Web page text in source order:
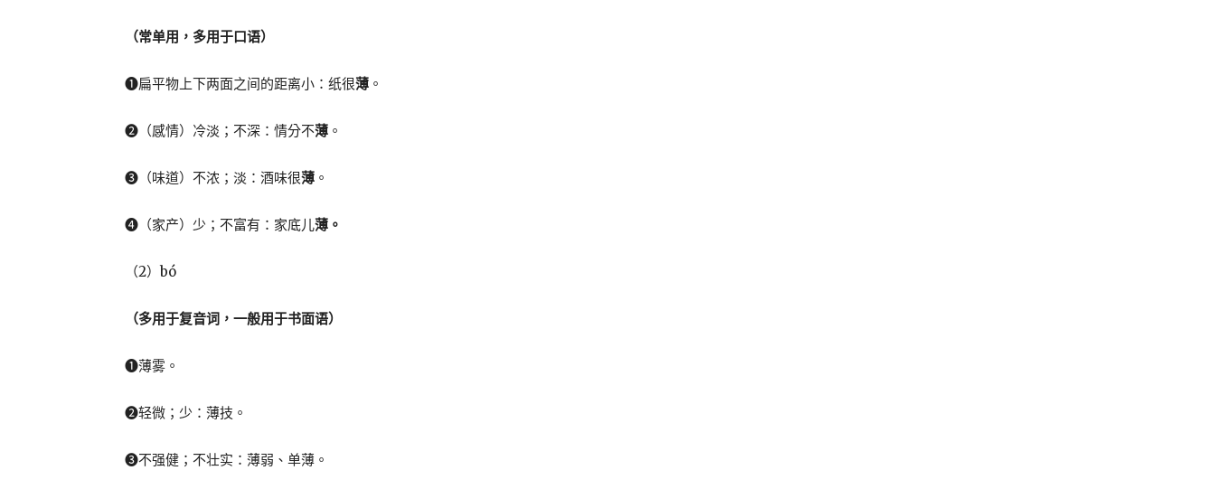
（常单用，多用于口语）
❶扁平物上下两面之间的距离小：纸很薄 。
❷（感情）冷淡；不深：情分不薄 。
❸（味道）不浓；淡：酒味很薄 。
❹（家产）少；不富有：家底儿薄。
（2）bó
（多用于复音词，一般用于书面语）
❶薄雾。
❷轻微；少：薄技。
❸不强健；不壮实：薄弱、单薄。